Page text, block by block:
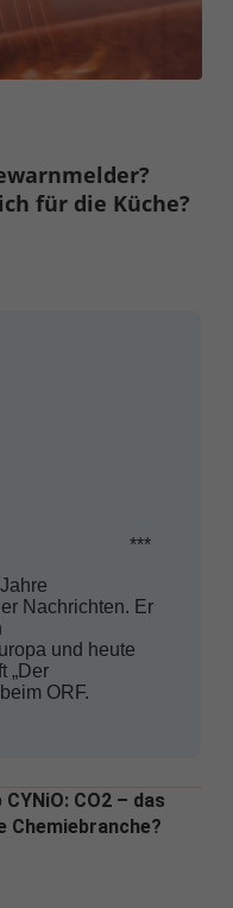
für die Küche?
Nachrichten. Er
und heute
„Der
ORF.
CO2 – das
Chemiebranche?